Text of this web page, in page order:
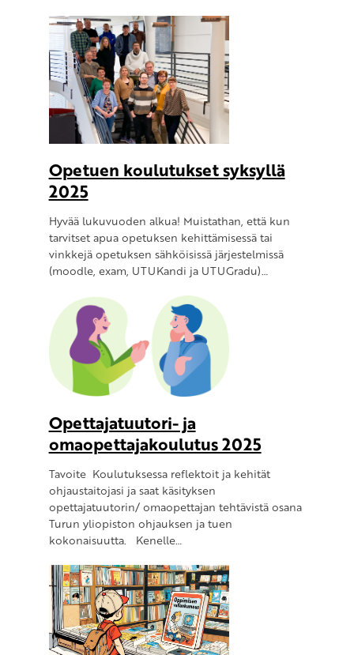
Opetuen koulutukset syksyllä
2025
Hyvää lukuvuoden alkua! Muistathan, että kun
tarvitset apua opetuksen kehittämisessä tai
vinkkejä opetuksen sähköisissä järjestelmissä
(moodle, exam, UTUKandi ja UTUGradu)…
Opettajatuutori- ja
omaopettajakoulutus 2025
Tavoite Koulutuksessa reflektoit ja kehität
ohjaustaitojasi ja saat käsityksen
opettajatuutorin/ omaopettajan tehtävistä osana
Turun yliopiston ohjauksen ja tuen
kokonaisuutta. Kenelle…